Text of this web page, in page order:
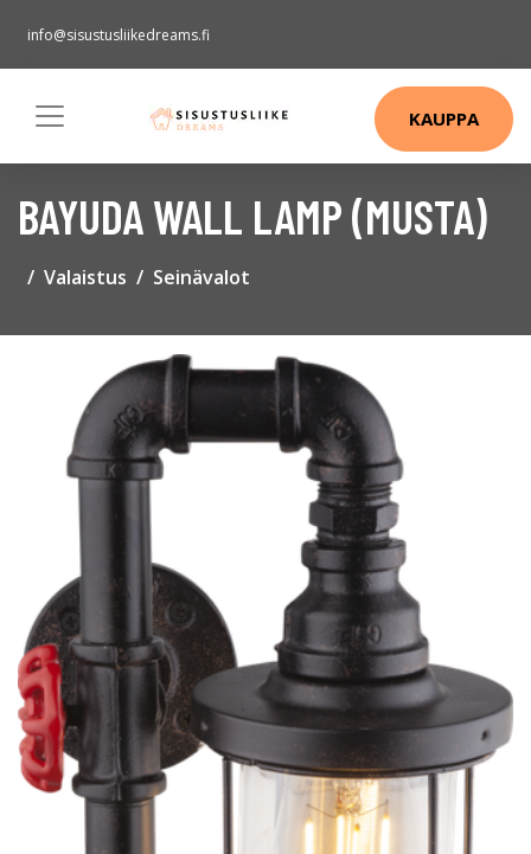
info@sisustusliikedreams.fi
KAUPPA
BAYUDA WALL LAMP (MUSTA)
Valaistus Seinävalot